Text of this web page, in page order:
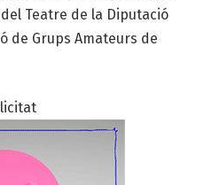
Teatre de la Diputació
de Grups Amateurs de